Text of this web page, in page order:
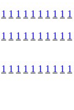
1 1 1 1 1 1 1 1 1 1
1 1 1 1 1 1 1 1 1 1
1 1 1 1 1 1 1 1 1 1